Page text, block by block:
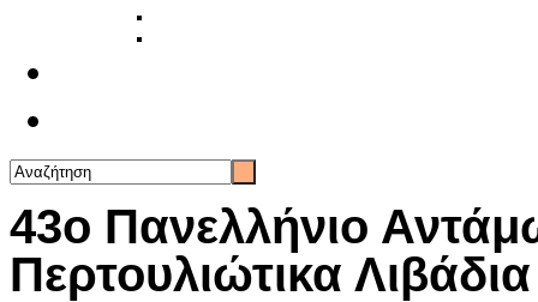
43ο Πανελλήνιο
Περτουλιώτικα